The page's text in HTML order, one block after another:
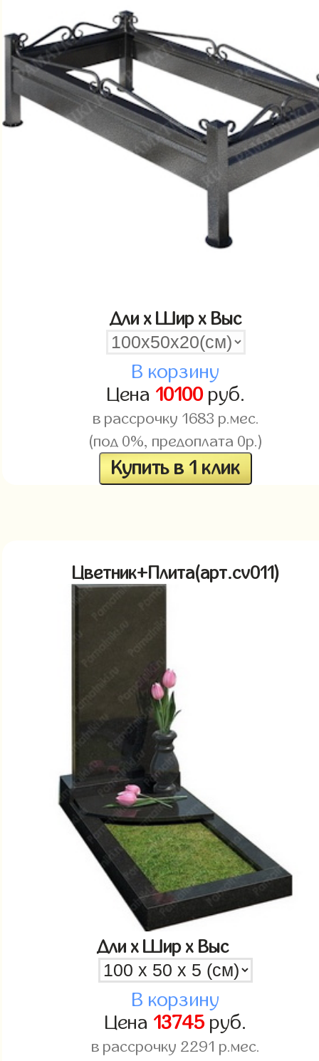
Дли x Шир x Выс
В корзину
Цена 10100руб.
в рассрочку 1683 р.мес.
(под 0%, предоплата 0р.)
Купить в 1 клик
Цветник+Плита(арт.cv011)
Дли x Шир x Выс
В корзину
Цена 13745руб.
в рассрочку 2291 р.мес.